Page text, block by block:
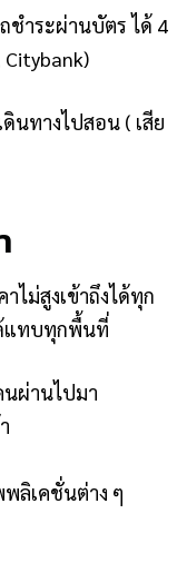
ชำระผ่านบัตร ได้ 4
นทางไปสอน ( เสีย
ไม่สูงเข้าถึงได้ทุก
แทบทุกพื้นที่
ผ่านไปมา
ลิเคชั่นต่าง ๆ